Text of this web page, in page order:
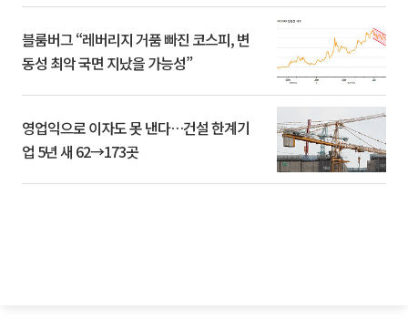
블룸버그 “레버리지 거품 빠진 코스피, 변
동성 최악 국면 지났을 가능성”
영업익으로 이자도 못 낸다…건설 한계기
업 5년 새 62→173곳